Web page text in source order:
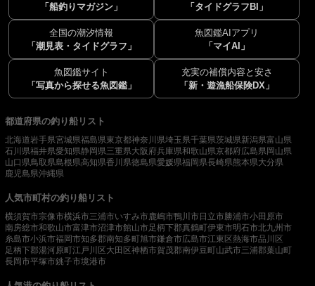
「船釣りマガジン」
「タイドグラフBI」
全国の潮汐情報
「潮見表・タイドグラフ」
魚図鑑AIアプリ
「マイAI」
魚図鑑サイト
「写真から探せる魚図鑑」
充実の補償内容と安さ
「新・遊漁船保険DX」
都道府県の釣り船リスト
北海道岩手県宮城県福島県東京都神奈川県埼玉県千葉県茨城県新潟県富山県
石川県福井県愛知県静岡県三重県大阪府兵庫県和歌山県京都府広島県岡山県
山口県鳥取県島根県高知県香川県徳島県愛媛県福岡県長崎県熊本県大分県
鹿児島県沖縄県
人気市町村の釣り船リスト
横須賀市宗像市横浜市三浦市いすみ市鹿嶋市鴨川市 日立市勝浦市小田原市
南房総市和歌山市富津市沼津市館山市足柄下郡真鶴町伊東市明石市北九州市
糸島市小浜市福岡市知多郡南知多町旭市鎌倉市広島市江東区熱海市品川区
足柄下郡湯河原町江戸川区 大田区神栖市賀茂郡南伊豆町山武市三浦郡葉山町
長岡市平塚市銚子市境港市